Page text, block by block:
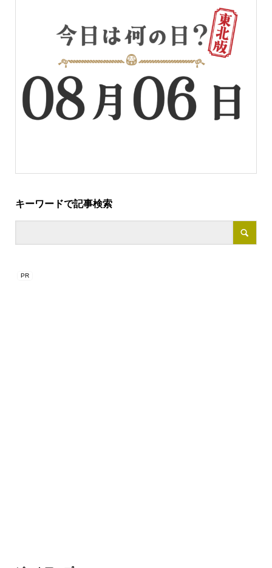
キーワードで記事検索